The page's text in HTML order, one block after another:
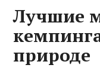
Лучшие
природе